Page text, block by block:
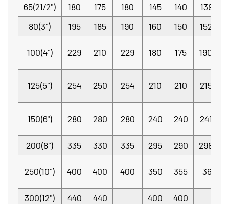
65(21/2")
180 175 180 145 140
139.7
80(3")
195 185 190 160 150 152.4
100(4") 229 210 229 180 175 190.5
125(5") 254 250 254 210 210 215.9
150(6") 280 280 280 240 240 241.3
200(8") 335 330 335 295 290 298.5
250(10") 400 400 400 350 355 362
300(12") 440 440 400 400